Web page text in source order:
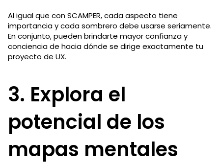
Al igual que con SCAMPER, cada aspecto tiene
importancia y cada sombrero debe usarse seriamente.
En conjunto, pueden brindarte mayor confianza y
conciencia de hacia dónde se dirige exactamente tu
proyecto de UX.
3. Explora el
potencial de los
mapas mentales